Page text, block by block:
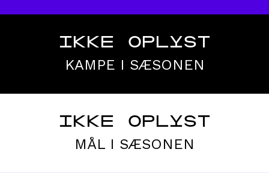
IKKE OPLYST
KAMPE I SÆSONEN
IKKE OPLYST
MÅL I SÆSONEN